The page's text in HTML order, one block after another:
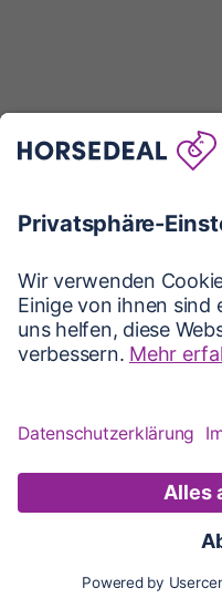
Karte